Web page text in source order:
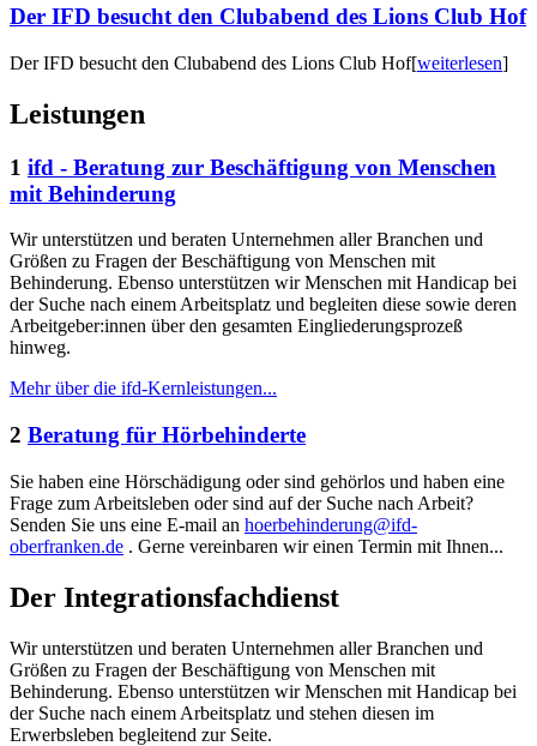
Der IFD besucht den Clubabend des Lions Club Hof
Der IFD besucht den Clubabend des Lions Club Hof[weiterlesen]
Leistungen
1 ifd - Beratung zur Beschäftigung von Menschen
mit Behinderung
Wir unterstützen und beraten Unternehmen aller Branchen und
Größen zu Fragen der Beschäftigung von Menschen mit
Behinderung. Ebenso unterstützen wir Menschen mit Handicap bei
der Suche nach einem Arbeitsplatz und begleiten diese sowie deren
Arbeitgeber:innen über den gesamten Eingliederungsprozeß
hinweg.
Mehr über die ifd-Kernleistungen...
2 Beratung für Hörbehinderte
Sie haben eine Hörschädigung oder sind gehörlos und haben eine
Frage zum Arbeitsleben oder sind auf der Suche nach Arbeit?
Senden Sie uns eine E-mail an hoerbehinderung@ifd-
oberfranken.de . Gerne vereinbaren wir einen Termin mit Ihnen...
Der Integrationsfachdienst
Wir unterstützen und beraten Unternehmen aller Branchen und
Größen zu Fragen der Beschäftigung von Menschen mit
Behinderung. Ebenso unterstützen wir Menschen mit Handicap bei
der Suche nach einem Arbeitsplatz und stehen diesen im
Erwerbsleben begleitend zur Seite.